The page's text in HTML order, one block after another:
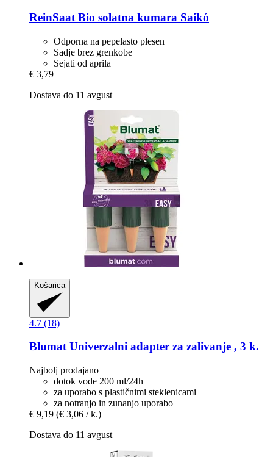
ReinSaat Bio solatna kumara Saikó
Odporna na pepelasto plesen
Sadje brez grenkobe
Sejati od aprila
€ 3,79
Dostava do 11 avgust
Košarica
4.7 (18)
BlumatUniverzalni adapter za zalivanje , 3 k.
Najbolj prodajano
dotok vode 200 ml/24h
za uporabo s plastičnimi steklenicami
za notranjo in zunanjo uporabo
€ 9,19 (€ 3,06 / k.)
Dostava do 11 avgust